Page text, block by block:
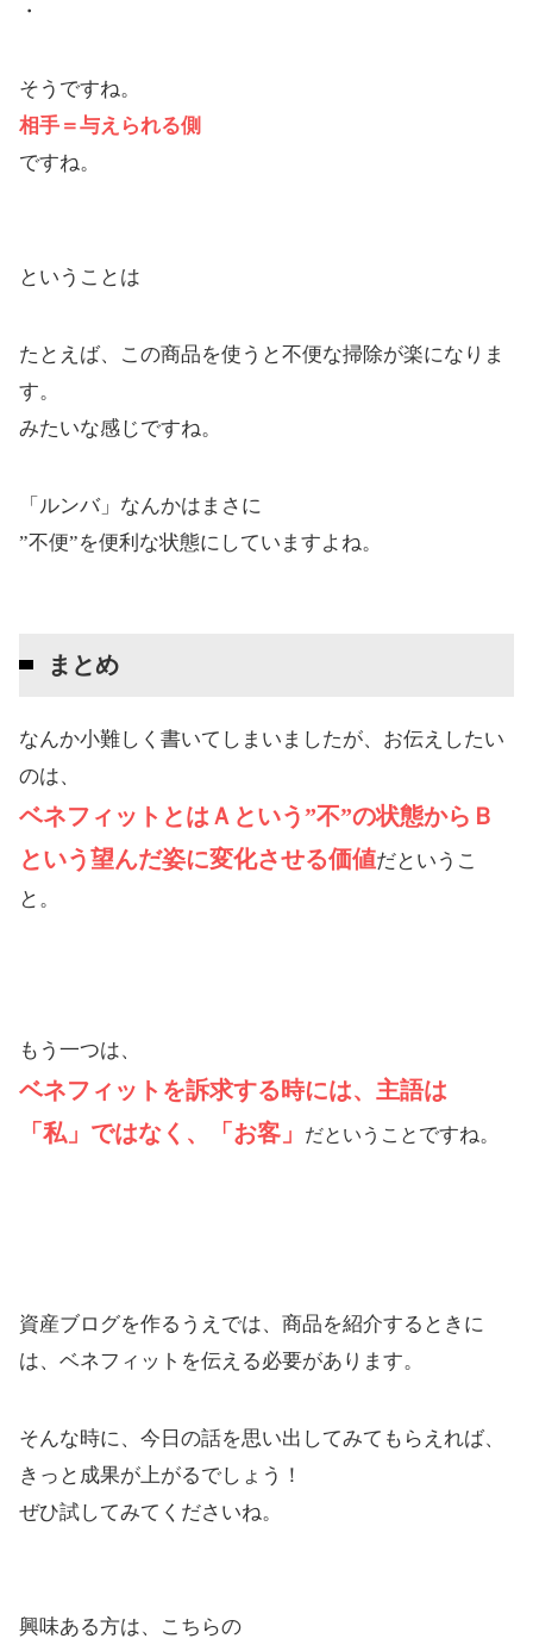
・
そうですね。
相手＝与えられる側
ですね。
ということは
たとえば、この商品を使うと不便な掃除が楽になりま
す。
みたいな感じですね。
「ルンバ」なんかはまさに
”不便”を便利な状態にしていますよね。
まとめ
なんか小難しく書いてしまいましたが、お伝えしたい
のは、
ベネフィットとはＡという”不”の状態からＢ
という望んだ姿に変化させる価値だというこ
と。
もう一つは、
ベネフィットを訴求する時には、主語は
「私」ではなく、「お客」
だということ ですね。
資産ブログを作るうえでは、商品を紹介するときに
は、ベネフィットを伝える必要があります。
そんな時に、今日の話を思い出してみてもらえれば、
きっと成果が上がるでしょう！
ぜひ試してみてくださいね。
興味ある方は、こちらの